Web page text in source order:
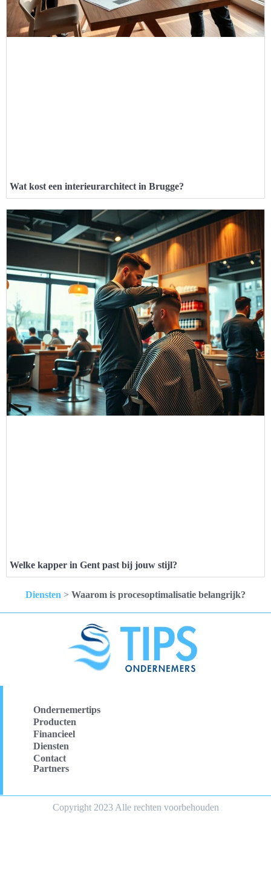
Wat kost een interieurarchitect in Brugge?
Welke kapper in Gent past bij jouw stijl?
Diensten > Waarom is procesoptimalisatie belangrijk?
Ondernemertips
Producten
Financieel
Diensten
Contact
Partners
Copyright 2023 Alle rechten voorbehouden